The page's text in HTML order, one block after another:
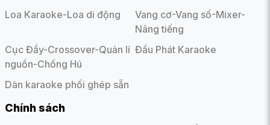
Chất lượng âm thanh vượt trội cùng nhiều tính năng tiện ích,
Bên cạnh ngoại hình nổi bật, Loa GUINNESS GX-305 còn hứa
cấp, sống động đỉnh cao và vô vàn tính năng nổi bật khác:
Sự kết hợp hoàn hảo giữa 2 củ loa âm trầm (bass)
Loa Karaoke-Loa di động
Vang cơ-Vang số-Mixer-
Nâng tiếng
Cục Đẩy-Crossover-Quản lí
nguồn-Chống Hú
Đầu Phát Karaoke
Dàn karaoke phối ghép sẵn
Chính sách